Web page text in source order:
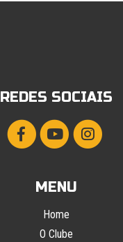
REDES SOCIAIS
MENU
Home
O Clube